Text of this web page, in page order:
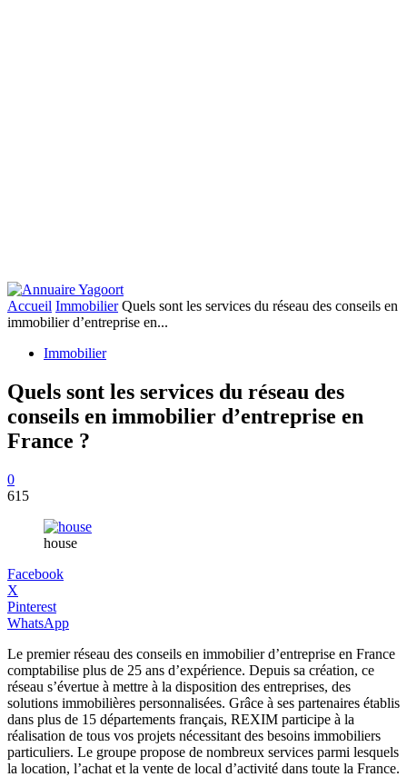
Accueil Immobilier Quels sont les services du réseau des conseils en
immobilier d’entreprise en...
Immobilier
Quels sont les services du réseau des
conseils en immobilier d’entreprise en
France ?
0
615
house
Facebook
X
Pinterest
WhatsApp
Le premier réseau des conseils en immobilier d’entreprise en France
comptabilise plus de 25 ans d’expérience. Depuis sa création, ce
réseau s’évertue à mettre à la disposition des entreprises, des
solutions immobilières personnalisées. Grâce à ses partenaires établis
dans plus de 15 départements français, REXIM participe à la
réalisation de tous vos projets nécessitant des besoins immobiliers
particuliers. Le groupe propose de nombreux services parmi lesquels
la location, l’achat et la vente de local d’activité dans toute la France.